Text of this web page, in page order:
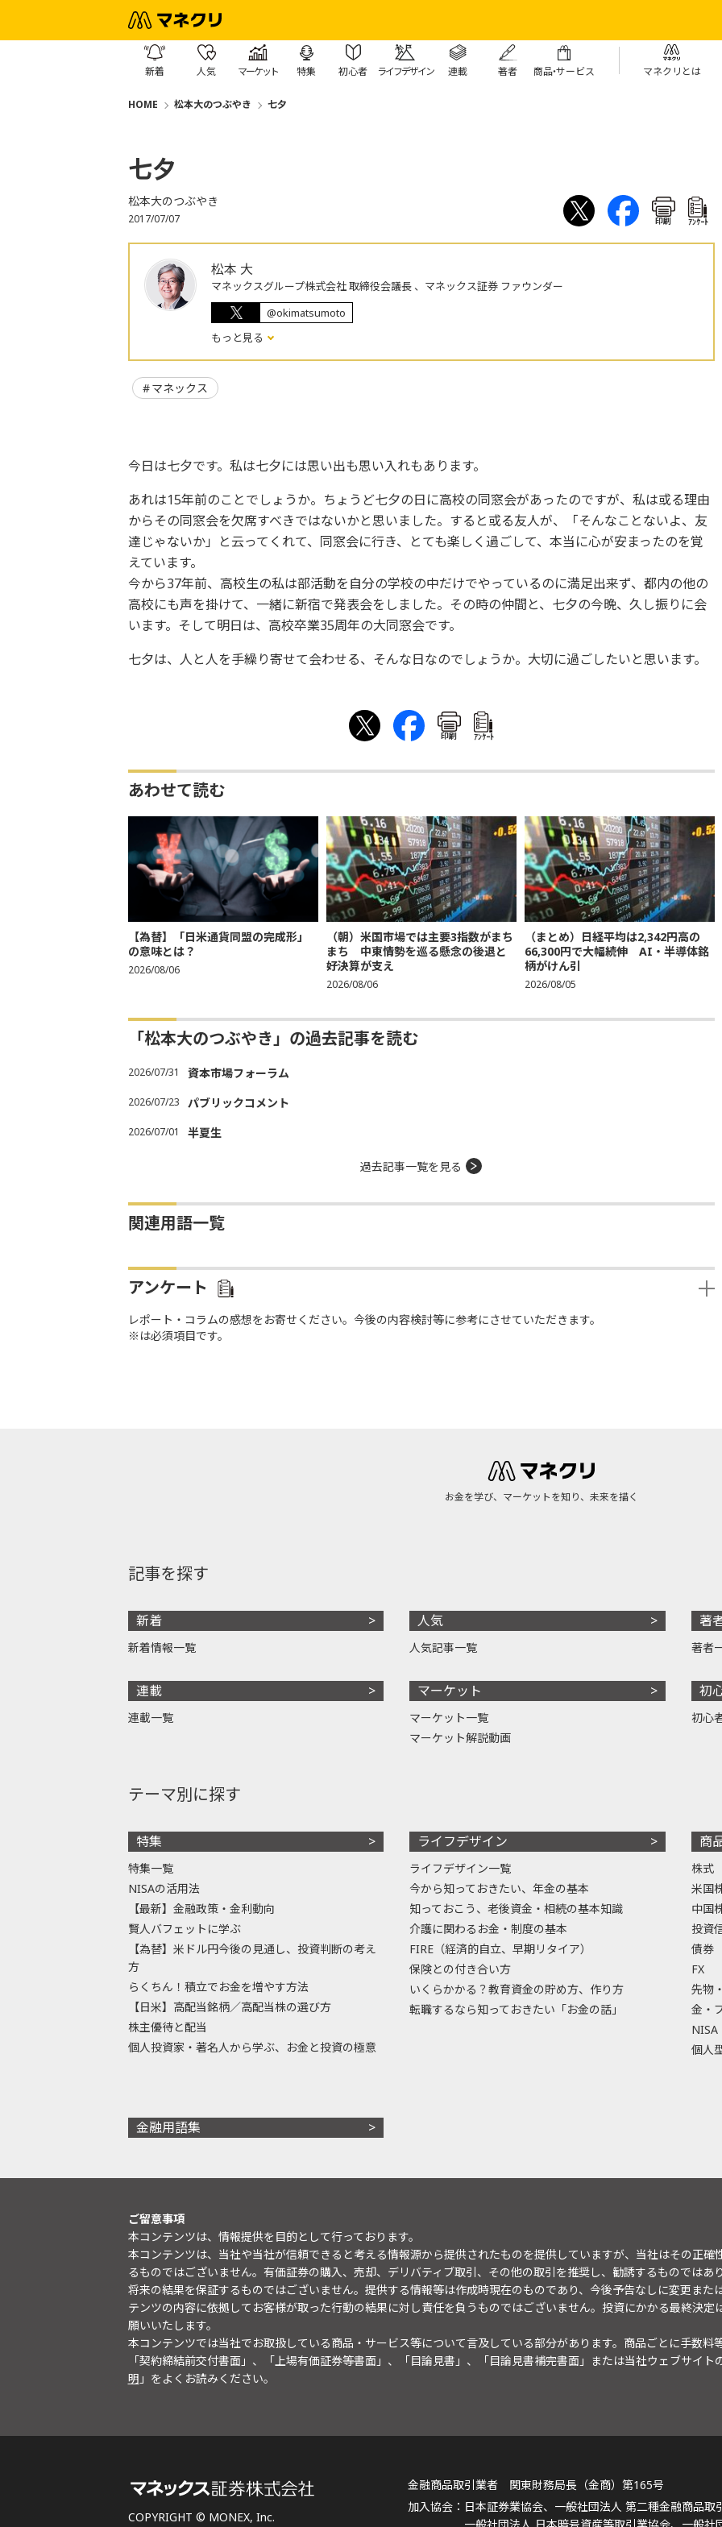
新着 人気 マーケット 特集 初心者 ライフデザイン 連載 著者 商品・サービス マネクリとは
HOME 松本大のつぶやき 七夕
七夕
松本大のつぶやき
2017/07/07 印刷 ｱﾝｹｰﾄ
松本 大
マネックスグループ株式会社 取締役会議長 、マネックス証券 ファウンダー
@okimatsumoto
もっと見る
マネックス
今日は七夕です。私は七夕には思い出も思い入れもあります。
あれは15年前のことでしょうか。ちょうど七夕の日に高校の同窓会があったのですが、私は或る理由
からその同窓会を欠席すべきではないかと思いました。すると或る友人が、「そんなことないよ、友
達じゃないか」と云ってくれて、同窓会に行き、とても楽しく過ごして、本当に心が安まったのを覚
えています。
今から37年前、高校生の私は部活動を自分の学校の中だけでやっているのに満足出来ず、都内の他の
高校にも声を掛けて、一緒に新宿で発表会をしました。その時の仲間と、七夕の今晩、久し振りに会
います。そして明日は、高校卒業35周年の大同窓会です。
七夕は、人と人を手繰り寄せて会わせる、そんな日なのでしょうか。大切に過ごしたいと思います。
印刷 ｱﾝｹｰﾄ
あわせて読む
【為替】「日米通貨同盟の完成形」
の意味とは？
2026/08/06
（朝）米国市場では主要3指数がまち
まち 中東情勢を巡る懸念の後退と
好決算が支え
2026/08/06
（まとめ）日経平均は2,342円高の
66,300円で大幅続伸 AI・半導体銘
柄がけん引
2026/08/05
「松本大のつぶやき」の過去記事を読む
2026/07/31 資本市場フォーラム
2026/07/23 パブリックコメント
2026/07/01 半夏生
過去記事一覧を見る
関連用語一覧
アンケート
レポート・コラムの感想をお寄せください。今後の内容検討等に参考にさせていただきます。
※は必須項目です。
お金を学び、マーケットを知り、未来を描く
記事を探す
新着
新着情報一覧
連載
連載一覧
人気
人気記事一覧
マーケット
マーケット一覧
マーケット解説動画
著
著者
初
初心
テーマ別に探す
特集
特集一覧
NISAの活用法
【最新】金融政策・金利動向
賢人バフェットに学ぶ
【為替】米ドル円今後の見通し、投資判断の考え
方
らくちん！積立でお金を増やす方法
【日米】高配当銘柄／高配当株の選び方
株主優待と配当
個人投資家・著名人から学ぶ、お金と投資の極意
ライフデザイン
ライフデザイン一覧
今から知っておきたい、年金の基本
知っておこう、老後資金・相続の基本知識
介護に関わるお金・制度の基本
FIRE（経済的自立、早期リタイア）
保険との付き合い方
いくらかかる？教育資金の貯め方、作り方
転職するなら知っておきたい「お金の話」
商
株式
米国
中国
投資
債券
FX
先物
金・
NISA
個人
金融用語集
ご留意事項
本コンテンツは、情報提供を目的として行っております。
本コンテンツは、当社や当社が信頼できると考える情報源から提供されたものを提供していますが、当社はその正
るものではございません。有価証券の購入、売却、デリバティブ取引、その他の取引を推奨し、勧誘するものではあ
将来の結果を保証するものではございません。提供する情報等は作成時現在のものであり、今後予告なしに変更また
テンツの内容に依拠してお客様が取った行動の結果に対し責任を負うものではございません。投資にかかる最終決
願いいたします。
本コンテンツでは当社でお取扱している商品・サービス等について言及している部分があります。商品ごとに手数料
「契約締結前交付書面」、「上場有価証券等書面」、「目論見書」、「目論見書補完書面」または当社ウェブサイト
明 」をよくお読みください。
COPYRIGHT © MONEX, Inc.
金融商品取引業者 関東財務局長（金商）第165号
日本証券業協会、一般社団法人 第二種金融商品取